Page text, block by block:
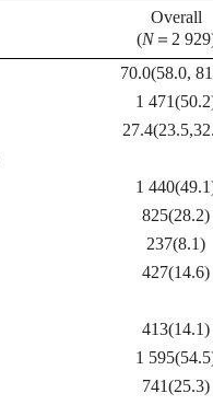
Overall
(N＝2
70.0(58.0,
1
1
825(28.2)
237(8.1)
427(14.6)
413(14.1)
1
741(25.3)